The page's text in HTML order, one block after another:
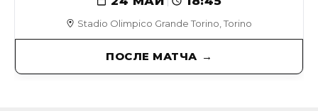
Stadio Olimpico Grande Torino, Torino
ПОСЛЕ МАТЧА